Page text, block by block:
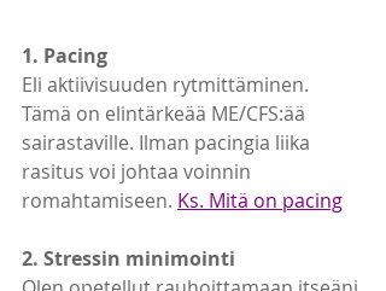
1. Pacing
Eli aktiivisuuden rytmittäminen.
Tämä on elintärkeää ME/CFS:ää
sairastaville. Ilman pacingia liika
rasitus voi johtaa voinnin
romahtamiseen. Ks. Mitä on pacing
2. Stressin minimointi